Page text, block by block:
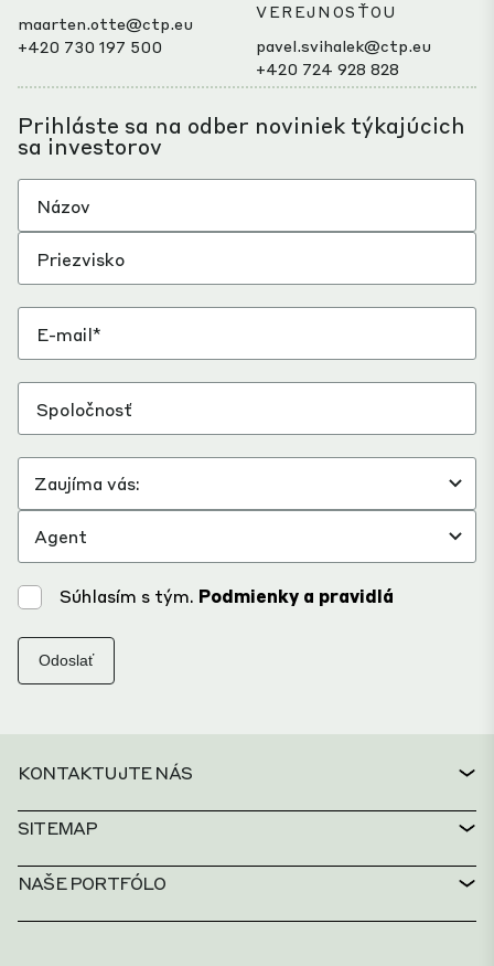
maarten.otte@ctp.eu
+420 730 197 500
VEREJNOSŤOU
pavel.svihalek@ctp.eu
+420 724 928 828
Prihláste sa na odber noviniek týkajúcich
sa investorov
Súhlasím s tým. Podmienky a pravidlá
Odoslať
KONTAKTUJTE NÁS
KONTAKT
SERVICE DESK
SITEMAP
VYHĽADÁVAČ NEHNUTEĽNOSTÍ
UDRŽATEĽNOSŤ
NAŠE PORTFÓLO